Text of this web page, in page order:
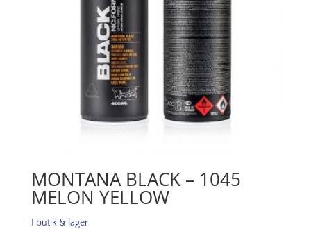
MONTANA BLACK – 1045
MELON YELLOW
I butik & lager